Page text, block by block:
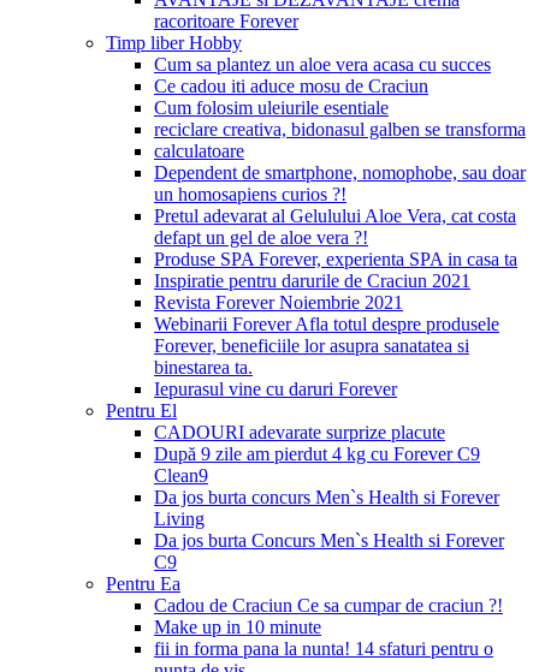
racoritoare Forever
Timp liber Hobby
Cum sa plantez un aloe vera acasa cu succes
Ce cadou iti aduce mosu de Craciun
Cum folosim uleiurile esentiale
reciclare creativa, bidonasul galben se transforma
calculatoare
Dependent de smartphone, nomophobe, sau doar
un homosapiens curios ?!
Pretul adevarat al Gelulului Aloe Vera, cat costa
defapt un gel de aloe vera ?!
Produse SPA Forever, experienta SPA in casa ta
Inspiratie pentru darurile de Craciun 2021
Revista Forever Noiembrie 2021
Webinarii Forever Afla totul despre produsele
Forever, beneficiile lor asupra sanatatea si
binestarea ta.
Iepurasul vine cu daruri Forever
Pentru El
CADOURI adevarate surprize placute
După 9 zile am pierdut 4 kg cu Forever C9
Clean9
Da jos burta concurs Men`s Health si Forever
Living
Da jos burta Concurs Men`s Health si Forever
C9
Pentru Ea
Cadou de Craciun Ce sa cumpar de craciun ?!
Make up in 10 minute
fii in forma pana la nunta! 14 sfaturi pentru o